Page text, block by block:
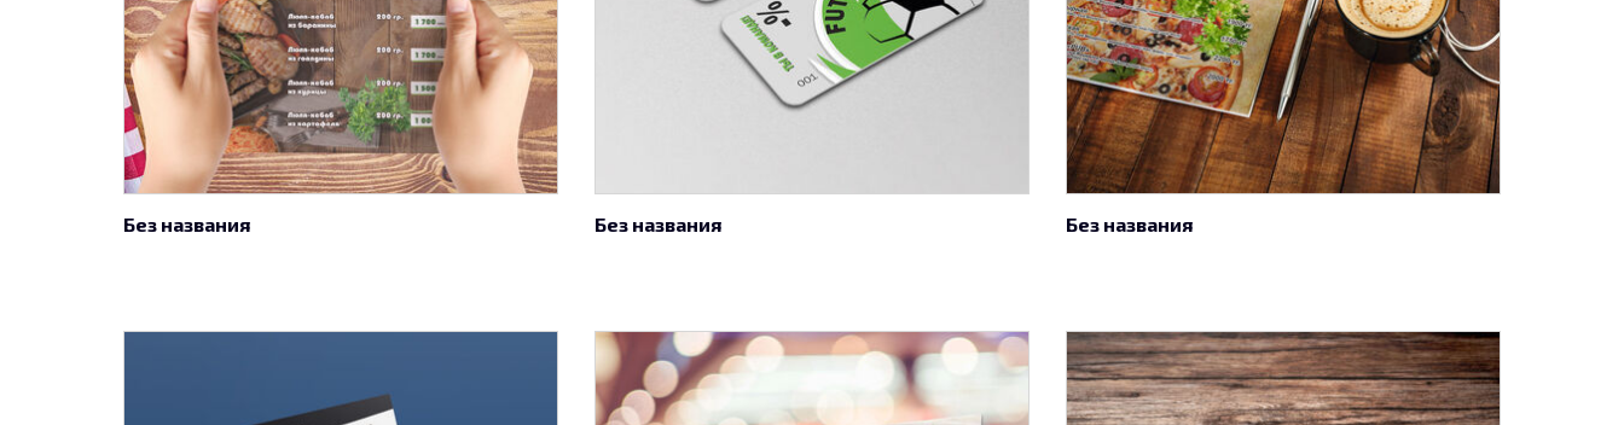
Без названия Без названия Без названия